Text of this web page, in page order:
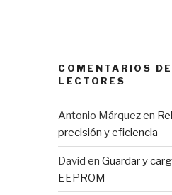
COMENTARIOS
LECTORES
Antonio Márquezen
precisión y eficiencia
David enGuardar y
EEPROM